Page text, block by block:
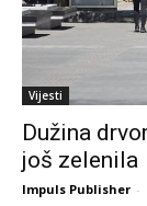
Vijesti
Dužina
još zelenila
Impuls Publisher -